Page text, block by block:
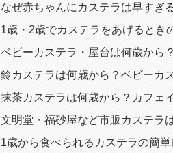
なぜ赤ちゃんにカステラは早すぎ
1歳・2歳でカステラをあげるとき
ベビーカステラ・屋台は何歳から
鈴カステラは何歳から？ベビーカ
抹茶カステラは何歳から？カフェ
文明堂・福砂屋など市販カステラ
1歳から食べられるカステラの簡